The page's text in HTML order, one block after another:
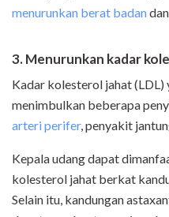
menurunkan berat badan
3. Menurunkan kadar
Kadar kolesterol jahat
menimbulkan beberapa
arteri perifer, penyakit
Kepala udang dapat
kolesterol jahat berkat
Selain itu, kandungan